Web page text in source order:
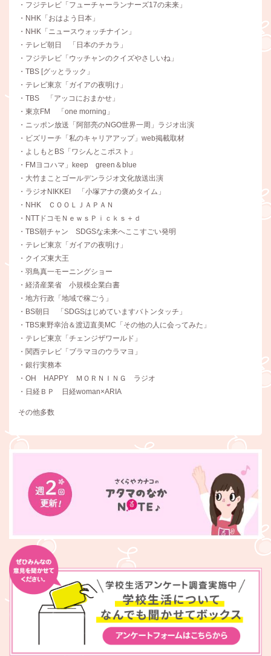
・フジテレビ「フューチャーランナーズ17の未来」
・NHK「おはよう日本」
・NHK「ニュースウォッチナイン」
・テレビ朝日 「日本のチカラ」
・フジテレビ「ウッチャンのクイズやさしいね」
・TBS [グッとラック」
・テレビ東京「ガイアの夜明け」
・TBS 「アッコにおまかせ」
・東京FM 「one morning」
・ニッポン放送「阿部亮のNGO世界一周」ラジオ出演
・ビズリーチ「私のキャリアアップ」web掲載取材
・よしもとBS「ワシんとこポスト」
・FMヨコハマ」keep green＆blue
・大竹まことゴールデンラジオ文化放送出演
・ラジオNIKKEI 「小塚アナの褒めタイム」
・NHK ＣＯＯＬＪＡＰＡＮ
・NTTドコモＮｅｗｓＰｉｃｋｓ＋ｄ
・TBS朝チャン SDGSな未来へここすごい発明
・テレビ東京「ガイアの夜明け」
・クイズ東大王
・羽鳥真一モーニングショー
・経済産業省 小規模企業白書
・地方行政「地域で稼ごう」
・BS朝日 「SDGSはじめていますバトンタッチ」
・TBS東野幸治＆渡辺直美MC「その他の人に会ってみた」
・テレビ東京「チェンジザワールド」
・関西テレビ「ブラマヨのウラマヨ」
・銀行実務本
・OH HAPPY ＭＯＲＮＩＮＧ ラジオ
・日経ＢＰ 日経woman×ARIA
その他多数